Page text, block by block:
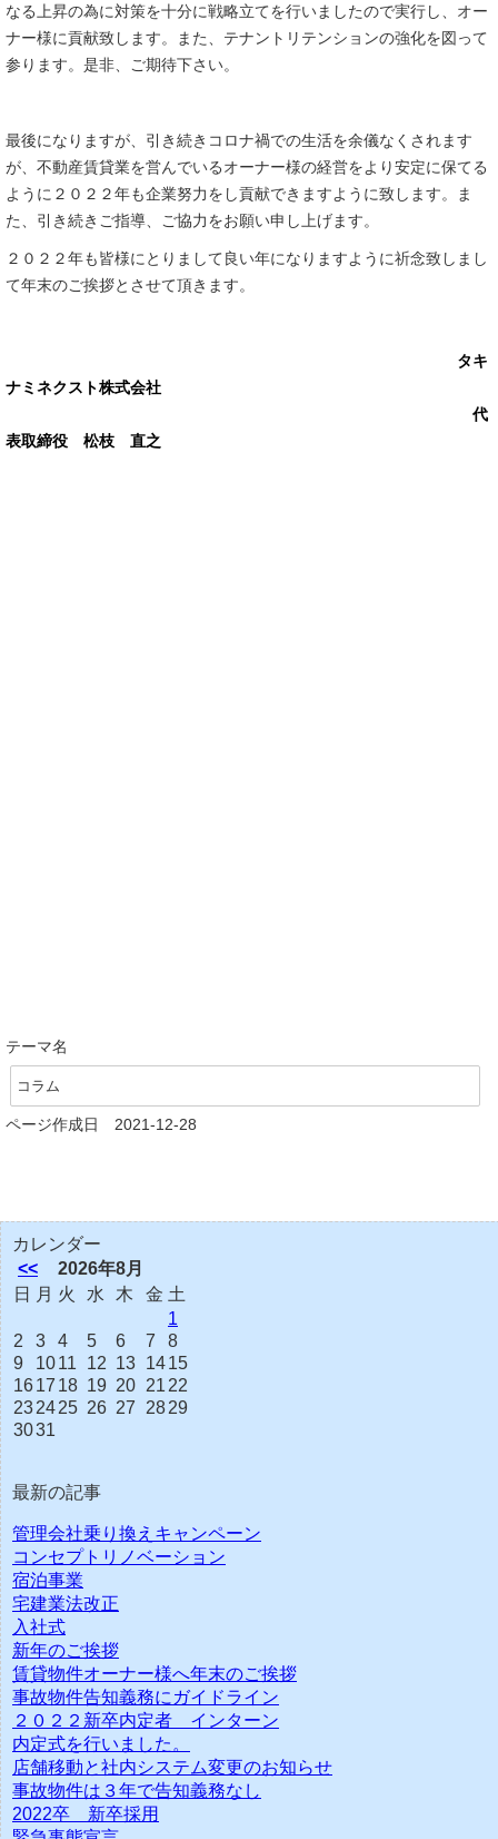
なる上昇の為に対策を十分に戦略立てを行いましたので実行し、オー
ナー様に貢献致します。また、テナントリテンションの強化を図って
参ります。是非、ご期待下さい。
最後になりますが、引き続きコロナ禍での生活を余儀なくされます
が、不動産賃貸業を営んでいるオーナー様の経営をより安定に保てる
ように２０２２年も企業努力をし貢献できますように致します。ま
た、引き続きご指導、ご協力をお願い申し上げます。
２０２２年も皆様にとりまして良い年になりますように祈念致しまし
て年末のご挨拶とさせて頂きます。
タキ
ナミネクスト株式会社
代
表取締役 松枝 直之
テーマ名
コラム
ページ作成日 2021-12-28
カレンダー
<<
2026年8月
日
月 火 水 木 金 土
1
2
3 4 5 6 7
8
9
1011 12 13 1415
1617 18 19 20 21 22
232425 26 27 2829
3031
最新の記事
管理会社乗り換えキャンペーン
コンセプトリノベーション
宿泊事業
宅建業法改正
入社式
新年のご挨拶
賃貸物件オーナー様へ年末のご挨拶
事故物件告知義務にガイドライン
２０２２新卒内定者 インターン
内定式を行いました。
店舗移動と社内システム変更のお知らせ
事故物件は３年で告知義務なし
2022卒 新卒採用